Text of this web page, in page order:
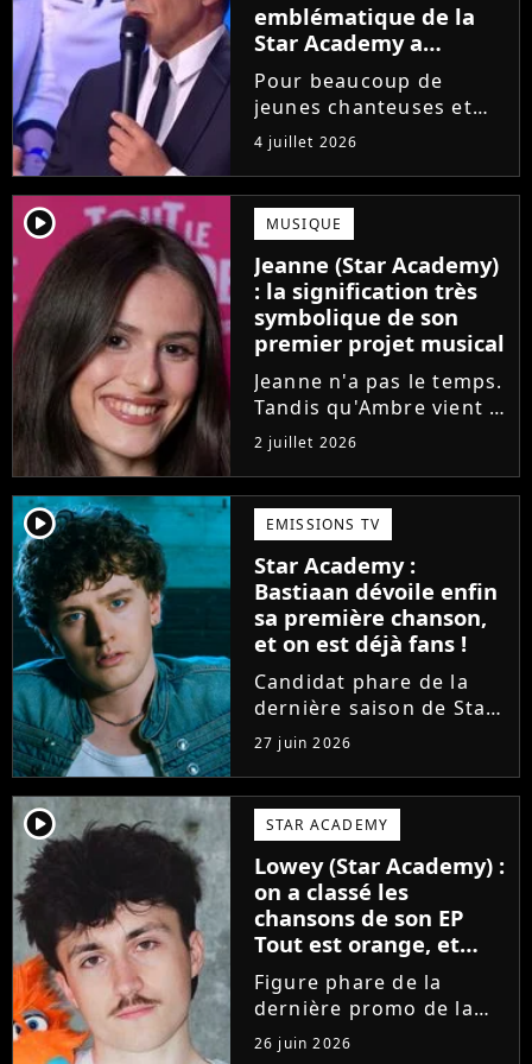
emblématique de la
Star Academy a
souffert après
l'émission, "J'étais
traitée de potiche"
Pour beaucoup de
jeunes chanteuses et
chanteurs, la Star
Academy est un rêve.
Mais comme l'a rappelé
une ancienne gagnante,
l'émission de TF1 n'est
pas toujours simple à
vivre.
4 juillet 2026
player2 MUSIQUE
Jeanne (Star Academy)
: la signification très
symbolique de son
premier projet musical
Jeanne n'a pas le temps.
Tandis qu'Ambre vient à
peine de dévoiler son
premier single, l'ex-
candidate de la Star
Academy s'apprête à
sortir un troisième titre
(Les règles) et vient...
2 juillet 2026
player2 EMISSIONS TV
Star Academy :
Bastiaan dévoile enfin
sa première chanson,
et on est déjà fans !
Candidat phare de la
dernière saison de Star
Academy, Bastiaan fait
enfin les présentations
en musique. Découvrez
son premier single
Château, très Troye
Sivan dans l'esprit, et
son...
27 juin 2026
player2 STAR ACADEMY
Lowey (Star Academy) :
on a classé les
chansons de son EP
Tout est orange, et
voici la meilleure !
Figure phare de la
dernière promo de la
Star Academy, Léo se
26 juin 2026